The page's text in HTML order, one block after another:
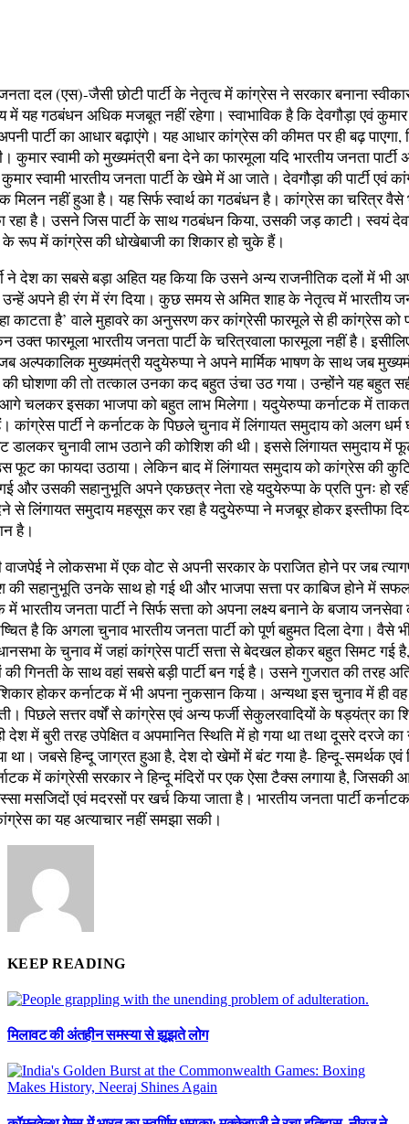
दल (एस)-जैसी छोटी पार्टी के नेतृत्व में कांग्रेस ने सरकार बनाना
में यह गठबंधन अधिक मजबूत नहीं रहेगा। स्वाभाविक है कि देवगौड़ा एवं कुमार
पार्टी का आधार बढ़ाएंगे। यह आधार कांग्रेस की कीमत पर ही बढ़
कुमार स्वामी को मुख्यमंत्री बना देने का फारमूला यदि भारतीय जनता पार्टी
स्वामी भारतीय जनता पार्टी के खेमे में आ जाते। देवगौड़ा की पार्टी एवं
मिलन नहीं हुआ है। यह सिर्फ स्वार्थ का गठबंधन है। कांग्रेस का चरित्र वैसे
रहा है। उसने जिस पार्टी के साथ गठबंधन किया, उसकी जड़ काटी। स्वयं
के रूप में कांग्रेस की धोखेबाजी का शिकार हो चुके हैं।
ने देश का सबसे बड़ा अहित यह किया कि उसने अन्य राजनीतिक दलों में भी
अपने ही रंग में रंग दिया। कुछ समय से अमित शाह के नेतृत्व में भारतीय
काटता है’ वाले मुहावरे का अनुसरण कर कांग्रेसी फारमूले से ही कांग्रेस को
उक्त फारमूला भारतीय जनता पार्टी के चरित्रवाला फारमूला नहीं है।
अल्पकालिक मुख्यमंत्री यदुयेरुप्पा ने अपने मार्मिक भाषण के साथ जब
की घोशणा की तो तत्काल उनका कद बहुत उंचा उठ गया। उन्होंने यह बहुत
चलकर इसका भाजपा को बहुत लाभ मिलेगा। यदुयेरुप्पा कर्नाटक में
कांग्रेस पार्टी ने कर्नाटक के पिछले चुनाव में लिंगायत समुदाय को अलग धर्म
डालकर चुनावी लाभ उठाने की कोशिश की थी। इससे लिंगायत समुदाय में
फूट का फायदा उठाया। लेकिन बाद में लिंगायत समुदाय को कांग्रेस की
और उसकी सहानुभूति अपने एकछत्र नेता रहे यदुयेरुप्पा के प्रति पुनः हो
से लिंगायत समुदाय महसूस कर रहा है यदुयेरुप्पा ने मजबूर होकर इस्तीफा
है।
वाजपेई ने लोकसभा में एक वोट से अपनी सरकार के पराजित होने पर जब
की सहानुभूति उनके साथ हो गई थी और भाजपा सत्ता पर काबिज होने में
में भारतीय जनता पार्टी ने सिर्फ सत्ता को अपना लक्ष्य बनाने के बजाय जनसेवा
है कि अगला चुनाव भारतीय जनता पार्टी को पूर्ण बहुमत दिला देगा। वैसे
के चुनाव में जहां कांग्रेस पार्टी सत्ता से बेदखल होकर बहुत सिमट गई
गिनती के साथ वहां सबसे बड़ी पार्टी बन गई है। उसने गुजरात की तरह
होकर कर्नाटक में भी अपना नुकसान किया। अन्यथा इस चुनाव में ही वह
पिछले सत्तर वर्षों से कांग्रेस एवं अन्य फर्जी सेकुलरवादियों के षड्यंत्र का
देश में बुरी तरह उपेक्षित व अपमानित स्थिति में हो गया था तथा दूसरे दरजे का
था। जबसे हिन्दू जाग्रत हुआ है, देश दो खेमों में बंट गया है- हिन्दू-समर्थक एवं
में कांग्रेसी सरकार ने हिन्दू मंदिरों पर एक ऐसा टैक्स लगाया है, जिसकी
मसजिदों एवं मदरसों पर खर्च किया जाता है। भारतीय जनता पार्टी
का यह अत्याचार नहीं समझा सकी।
KEEP READING
मिलावट की अंतहीन समस्या से झूझते लोग